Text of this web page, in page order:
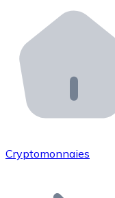
Distributeurs
Intégrez un
API Bitnovo
Intégrez notre
Rejoignez notre
Cryptomonnaies